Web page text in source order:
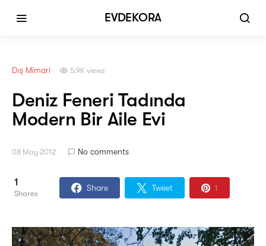
EVDEKORA
Dış Mimari 5.9K views
Deniz Feneri Tadında
Modern Bir Aile Evi
08 May 2012 No comments
1
Shares
Share Tweet 1